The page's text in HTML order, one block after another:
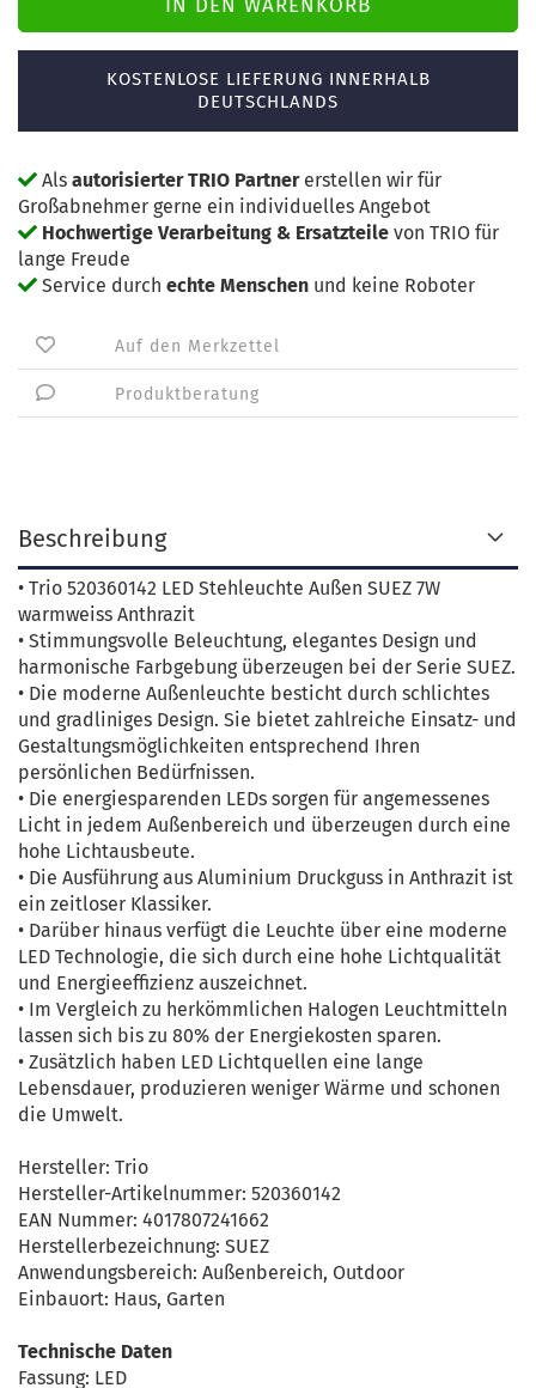
KOSTENLOSE LIEFERUNG INNERHALB
DEUTSCHLANDS
Als autorisierter TRIO Partnererstellen wir für
Großabnehmer gerne ein individuelles Angebot
Hochwertige Verarbeitung & Ersatzteile von TRIO für
lange Freude
Service durch echte Menschen und keine Roboter
Auf den Merkzettel
Produktberatung
Beschreibung
• Trio 520360142 LED Stehleuchte Außen SUEZ 7W
warmweiss Anthrazit
• Stimmungsvolle Beleuchtung, elegantes Design und
harmonische Farbgebung überzeugen bei der Serie SUEZ.
• Die moderne Außenleuchte besticht durch schlichtes
und gradliniges Design. Sie bietet zahlreiche Einsatz- und
Gestaltungsmöglichkeiten entsprechend Ihren
persönlichen Bedürfnissen.
• Die energiesparenden LEDs sorgen für angemessenes
Licht in jedem Außenbereich und überzeugen durch eine
hohe Lichtausbeute.
• Die Ausführung aus Aluminium Druckguss in Anthrazit ist
ein zeitloser Klassiker.
• Darüber hinaus verfügt die Leuchte über eine moderne
LED Technologie, die sich durch eine hohe Lichtqualität
und Energieeffizienz auszeichnet.
• Im Vergleich zu herkömmlichen Halogen Leuchtmitteln
lassen sich bis zu 80% der Energiekosten sparen.
• Zusätzlich haben LED Lichtquellen eine lange
Lebensdauer, produzieren weniger Wärme und schonen
die Umwelt.
Hersteller: Trio
Hersteller-Artikelnummer: 520360142
EAN Nummer: 4017807241662
Herstellerbezeichnung: SUEZ
Anwendungsbereich: Außenbereich, Outdoor
Einbauort: Haus, Garten
Technische Daten
Fassung: LED